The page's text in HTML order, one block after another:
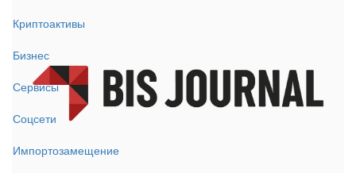
Криптоактивы
Бизнес
Сервисы
Соцсети
Импортозамещение